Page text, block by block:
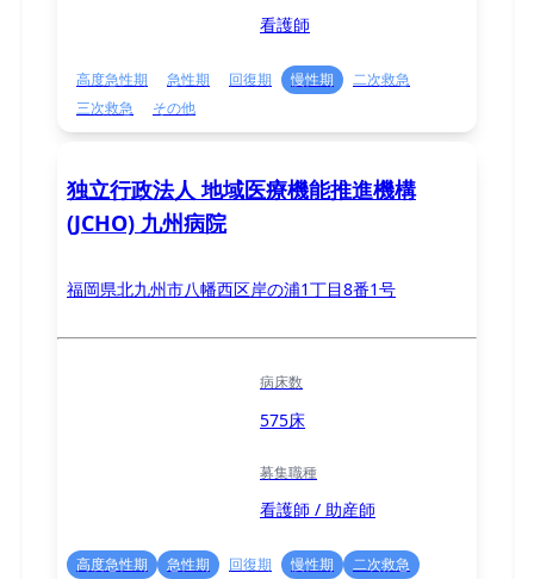
看護師
高度急性期 急性期 回復期 慢性期
二次救急
三次救急
その他
独立行政法人 地域医療機能推進機構
(JCHO) 九州病院
福岡県北九州市八幡西区岸の浦1丁目8番1号
病床数
575床
募集職種
看護師 / 助産師
高度急性期 急性期 回復期 慢性期
二次救急